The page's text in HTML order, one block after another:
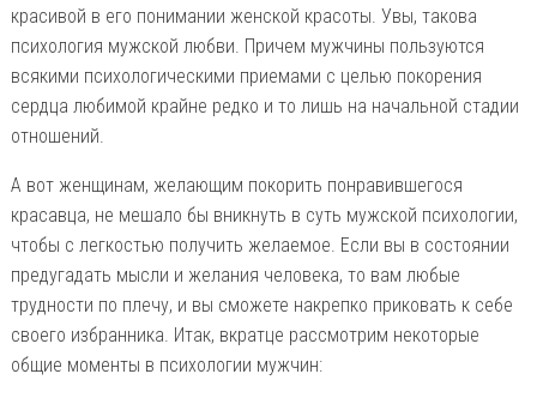
красивой в его понимании женской красоты. Увы, такова
психология мужской любви. Причем мужчины пользуются
всякими психологическими приемами с целью покорения
сердца любимой крайне редко и то лишь на начальной стадии
отношений.
А вот женщинам, желающим покорить понравившегося
красавца, не мешало бы вникнуть в суть мужской психологии,
чтобы с легкостью получить желаемое. Если вы в состоянии
предугадать мысли и желания человека, то вам любые
трудности по плечу, и вы сможете накрепко приковать к себе
своего избранника. Итак, вкратце рассмотрим некоторые
общие моменты в психологии мужчин: